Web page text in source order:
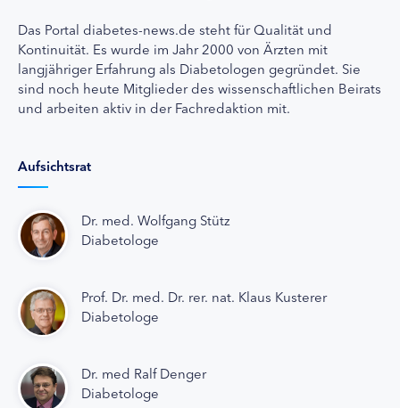
Das Portal diabetes-news.de steht für Qualität und
Kontinuität. Es wurde im Jahr 2000 von Ärzten mit
langjähriger Erfahrung als Diabetologen gegründet. Sie
sind noch heute Mitglieder des wissenschaftlichen Beirats
und arbeiten aktiv in der Fachredaktion mit.
Aufsichtsrat
Dr. med. Wolfgang Stütz
Diabetologe
Prof. Dr. med. Dr. rer. nat. Klaus Kusterer
Diabetologe
Dr. med Ralf Denger
Diabetologe